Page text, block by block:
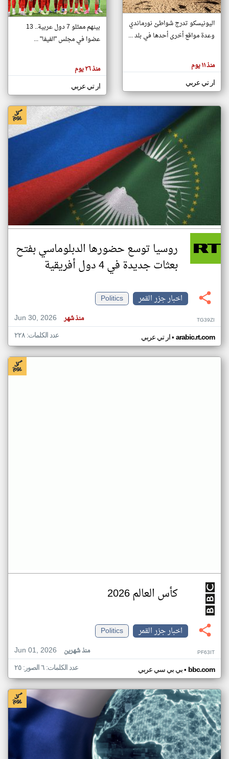
تغيير الدولة
اخبار جزر القمر على مدار الساعة
أهم اخبار جزر القمر العاجلة والمباشرة
هنا عن
وجهة
كاتبيها.
اليونيسكو تدرج شواطئ نورماندي
وعدة مواقع أخرى أحدها في بلد ...
منذ ١١ يوم
ار تي عربي
بينهم ممثلو 7 دول عربية.. 13
عضوا في مجلس "الفيفا" ...
منذ ٢٦ يوم
ار تي عربي
روسيا توسع حضورها الدبلوماسي بفتح
بعثات جديدة في 4 دول أفريقية
اخبار جزر القمر
Politics
Jun 30, 2026
منذ شهر TG39ZI
ار تي عربي• arabic.rt.com عدد الكلمات: ٢٢٨
كأس العالم 2026
اخبار جزر القمر
Politics
Jun 01, 2026
منذ شهرين PF63IT
بي بي سي عربي• bbc.com عدد الكلمات: ٦ الصور: ٢٥
klyoum.com